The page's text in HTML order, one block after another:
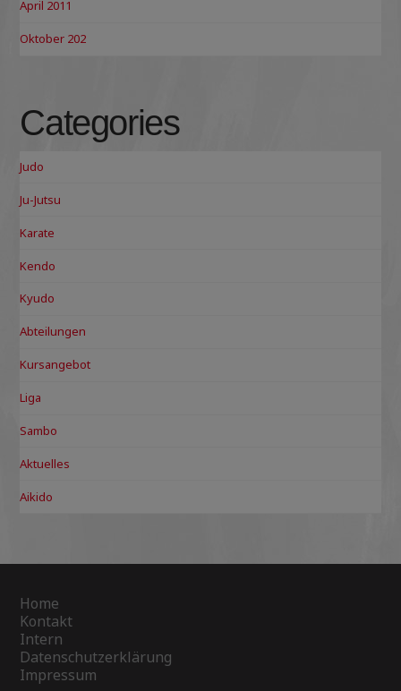
April 2011
Oktober 202
Categories
Judo
Ju-Jutsu
Karate
Kendo
Kyudo
Abteilungen
Kursangebot
Liga
Sambo
Aktuelles
Aikido
Home
Kontakt
Intern
Datenschutzerklärung
Impressum